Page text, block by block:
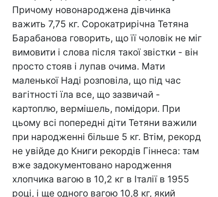
Причому новонароджена дівчинка
важить 7,75 кг. Сорокатрирічна Тетяна
Барабанова говорить, що її чоловік не міг
вимовити і слова після такої звістки - він
просто стояв і лупав очима. Мати
маленької Наді розповіла, що під час
вагітності їла все, що зазвичай -
картоплю, вермішель, помідори. При
цьому всі попередні діти Тетяни важили
при народженні більше 5 кг. Втім, рекорд
не увійде до Книги рекордів Гіннеса: там
вже задокументовано народження
хлопчика вагою в 10,2 кг в Італії в 1955
році, і ще одного вагою 10,8 кг, який